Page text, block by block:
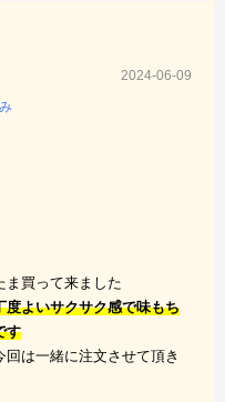
2024-06-09
ま買って来ました
度よいサクサク感で味もち
す
は一緒に注文させて頂き